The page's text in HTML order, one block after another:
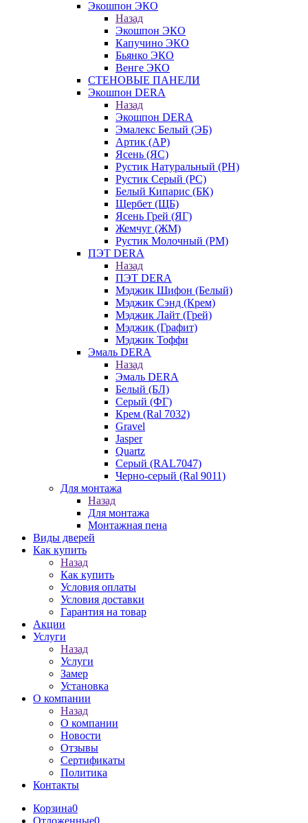
Экошпон ЭКО
Назад
Экошпон ЭКО
Капучино ЭКО
Бьянко ЭКО
Венге ЭКО
СТЕНОВЫЕ ПАНЕЛИ
Экошпон DERA
Назад
Экошпон DERA
Эмалекс Белый (ЭБ)
Артик (АР)
Ясень (ЯС)
Рустик Натуральный (РН)
Рустик Серый (РС)
Белый Кипарис (БК)
Щербет (ЩБ)
Ясень Грей (ЯГ)
Жемчуг (ЖМ)
Рустик Молочный (РМ)
ПЭТ DERA
Назад
ПЭТ DERA
Мэджик Шифон (Белый)
Мэджик Сэнд (Крем)
Мэджик Лайт (Грей)
Мэджик (Графит)
Мэджик Тоффи
Эмаль DERA
Назад
Эмаль DERA
Белый (БЛ)
Серый (ФГ)
Крем (Ral 7032)
Gravel
Jasper
Quartz
Серый (RAL7047)
Черно-серый (Ral 9011)
Для монтажа
Назад
Для монтажа
Монтажная пена
Виды дверей
Как купить
Назад
Как купить
Условия оплаты
Условия доставки
Гарантия на товар
Акции
Услуги
Назад
Услуги
Замер
Установка
О компании
Назад
О компании
Новости
Отзывы
Сертификаты
Политика
Контакты
Корзина0
Отложенные0